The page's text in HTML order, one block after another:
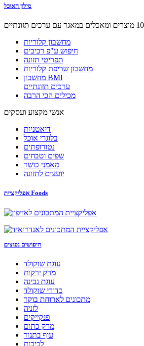
מילון האוכל
מחשבון קלוריות
חיפוש ע"פ רכיבים
תפריטי תזונה
מחשבון שריפת קלוריות
מחשבון BMI
ערכים תזונתיים
מכילים הכי הרבה
אנשי מקצוע ועסקים
דיאטניות
בלוגרי אוכל
נטורופתים
שפים וטבחים
מאמני כושר
יועצים לתזונה
אפליקציית Foods
חיפושים נפוצים
עוגת שוקולד
מרק ירקות
עוגת גבינה
כדורי שוקולד
מתכונים לארוחת בוקר
לזניה
פנקייקים
מרק כתום
עוף בתנור
לביבות